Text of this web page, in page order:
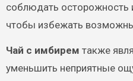
соблюдать осторожность
чтобы избежать
Чай с имбирем также
уменьшить неприятные